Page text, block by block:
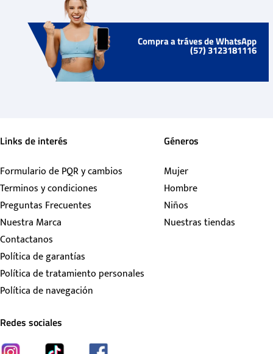
Compra a tráves de WhatsApp
(57) 3123181116
Links de interés
Formulario de PQR y cambios
Terminos y condiciones
Preguntas Frecuentes
Nuestra Marca
Contactanos
Política de garantías
Política de tratamiento personales
Política de navegación
Géneros
Mujer
Hombre
Niños
Nuestras tiendas
Redes sociales